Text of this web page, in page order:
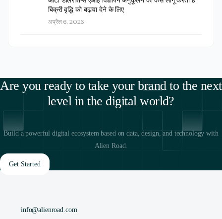
बिक्री वृद्धि को बढ़ावा देने के लिए
अप्रैल 6, 2026
Are you ready to take your brand to the next
level in the digital world?
Build a powerful digital ecosystem based on data, design, and technology with
Alien Road.
Get Started
info@alienroad.com